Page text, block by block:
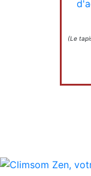
(Le